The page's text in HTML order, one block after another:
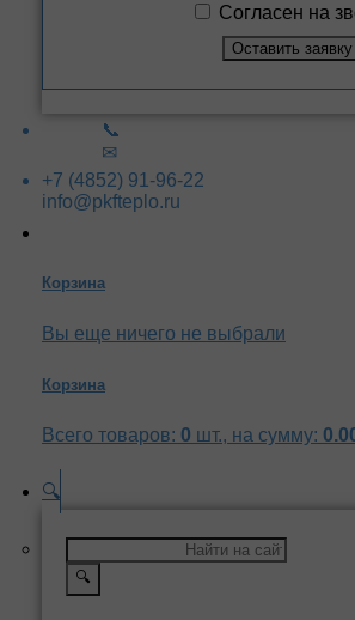
Согласен на
📞
✉
+7 (4852) 91-96-22
info@pkfteplo.ru
Корзина
Вы еще ничего не выбрали
Корзина
Всего товаров: 0 шт., на сумму:
🔍
🔍